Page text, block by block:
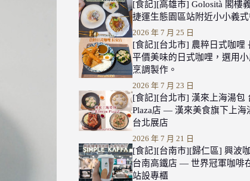
[食記][高雄市] Golosità 閣樓
捷運生態園區站附近小小義
2026 年 7 月 25 日
[食記][台北市] 農粹日式咖
平價美味的日式咖哩，選用
烹調製作。
2026 年 7 月 23 日
[食記][台北市] 漢來上海湯包
Plaza店 — 漢來美食旗下上海
台北展店
2026 年 7 月 21 日
[食記][台南市][歸仁區] 興波
台南高鐵店 — 世界冠軍咖啡
站設專櫃